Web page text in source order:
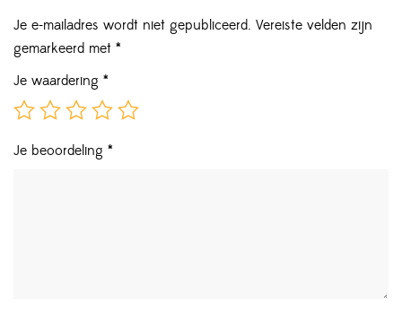
Je e-mailadres wordt niet gepubliceerd. Vereiste velden zijn
gemarkeerd met *
Je waardering *
Je beoordeling *